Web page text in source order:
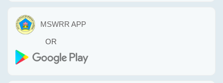
MSWRR APP
OR